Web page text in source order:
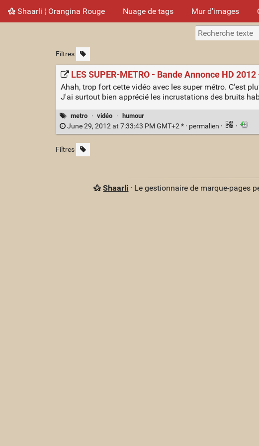
Shaarli ¦ Orangina Rouge Nuage de tags Mur d'images
Filtres
LES SUPER-METRO - Bande Annonce HD
Ahah, trop fort cette vidéo avec les super métro. C'est
J'ai surtout bien apprécié les incrustations des bruits
metro · vidéo · humour
June 29, 2012 at 7:33:43 PM GMT+2 * · permalien · ·
Filtres
Shaarli · Le gestionnaire de marque-pages